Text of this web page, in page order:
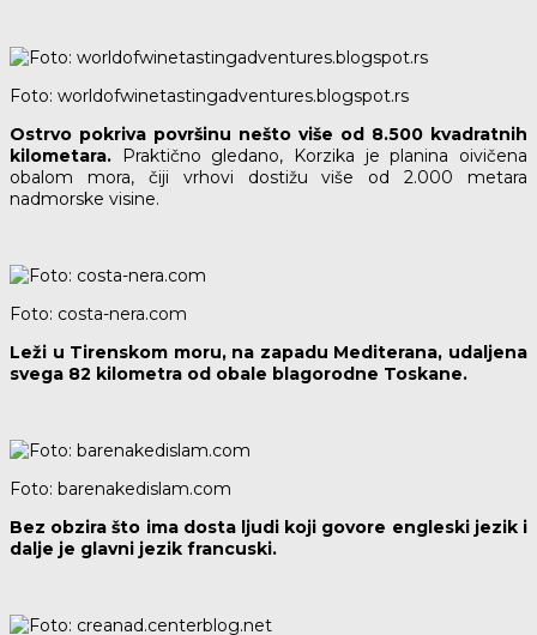
Foto: worldofwinetastingadventures.blogspot.rs
Ostrvo pokriva površinu nešto više od 8.500 kvadratnih
kilometara.
Praktično gledano, Korzika je planina oivičena
obalom mora, čiji vrhovi dostižu više od 2.000 metara
nadmorske visine.
Foto: costa-nera.com
Leži u Tirenskom moru, na zapadu Mediterana, udaljena
svega 82 kilometra od obale blagorodne Toskane.
Foto: barenakedislam.com
Bez obzira što ima dosta ljudi koji govore engleski jezik i
dalje je glavni jezik francuski.